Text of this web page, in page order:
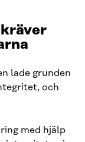
lade grunden
och
med hjälp